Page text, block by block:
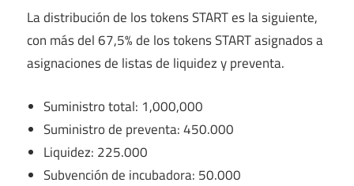
La distribución de los tokens START es la siguiente,
con más del 67,5% de los tokens START asignados a
asignaciones de listas de liquidez y preventa.
Suministro total: 1,000,000
Suministro de preventa: 450.000
Liquidez: 225.000
Subvención de incubadora: 50.000